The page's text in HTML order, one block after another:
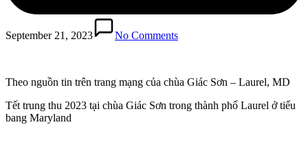
September 21, 2023 No Comments
Theo nguồn tin trên trang mạng của chùa Giác Sơn – Laurel, MD
Tết trung thu 2023 tại chùa Giác Sơn trong thành phố Laurel ở tiểu
bang Maryland